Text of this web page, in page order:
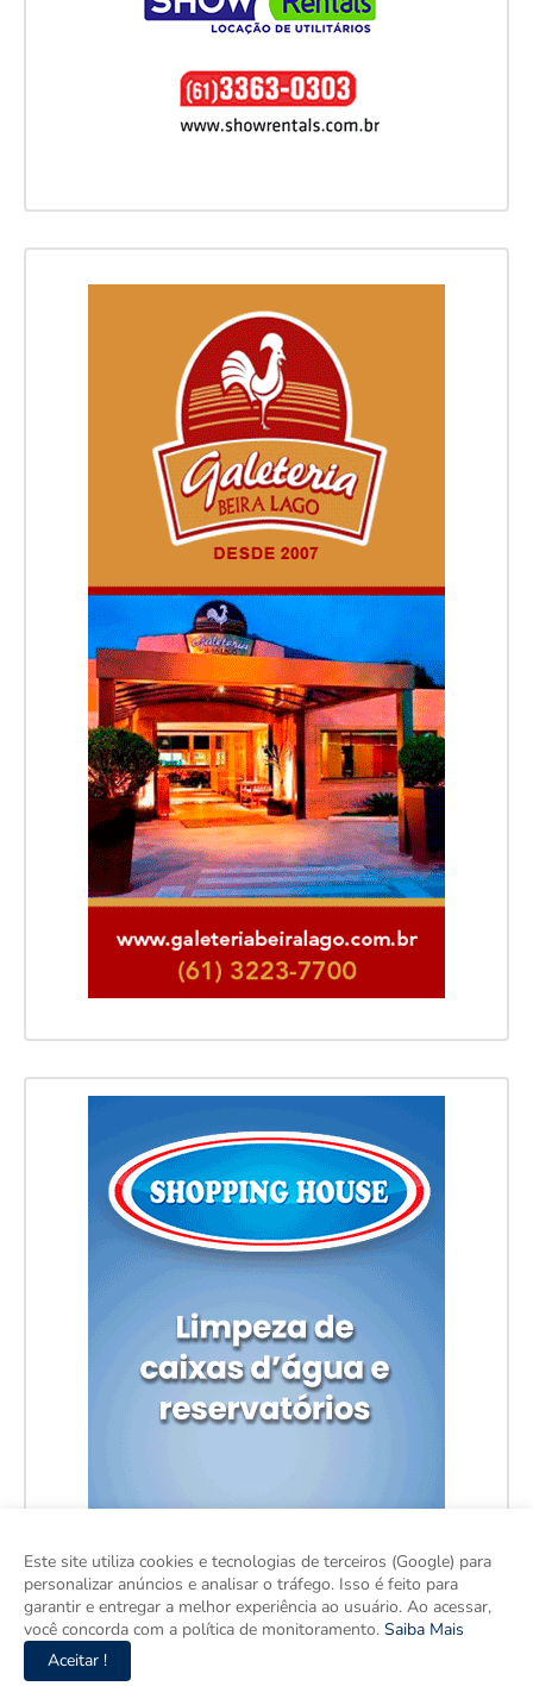
Este site utiliza cookies e tecnologias de terceiros (Google) para
personalizar anúncios e analisar o tráfego. Isso é feito para
garantir e entregar a melhor experiência ao usuário. Ao acessar,
você concorda com a política de monitoramento. Saiba Mais
Aceitar !